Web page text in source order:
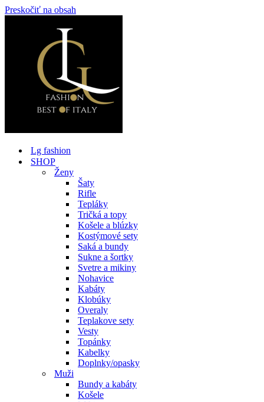
Preskočiť na obsah
Lg fashion
SHOP
Ženy
Šaty
Rifle
Tepláky
Tričká a topy
Košele a blúzky
Kostýmové sety
Saká a bundy
Sukne a šortky
Svetre a mikiny
Nohavice
Kabáty
Klobúky
Overaly
Teplakove sety
Vesty
Topánky
Kabelky
Doplnky/opasky
Muži
Bundy a kabáty
Košele